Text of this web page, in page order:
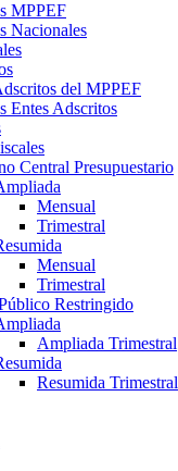
MPPEF
Nacionales
del MPPEF
Entes Adscritos
Central Presupuestario
Mensual
Trimestral
Mensual
Trimestral
Restringido
Ampliada Trimestral
Resumida Trimestral